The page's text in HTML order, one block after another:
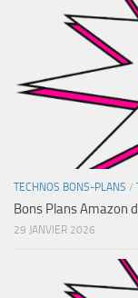
TECHNOS BONS-PLANS /
Bons Plans Amazon
29 JANVIER 2026